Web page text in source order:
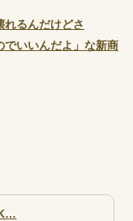
れるんだけどさ
でいいんだよ」な新商